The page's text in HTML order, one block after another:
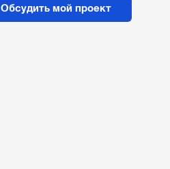
Обсудить мой проект